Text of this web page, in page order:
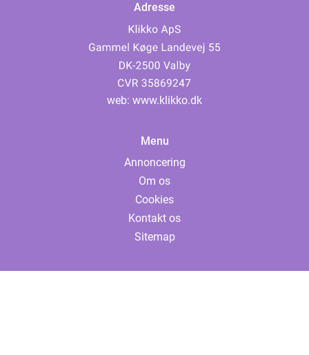
Adresse
web: www.klikko.dk
Menu
Annoncering
Om os
Cookies
Kontakt os
Sitemap